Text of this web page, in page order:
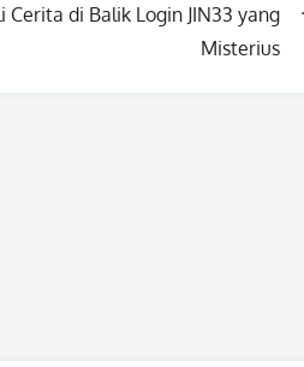
Cerita di Balik Login JIN33 yang
Misterius